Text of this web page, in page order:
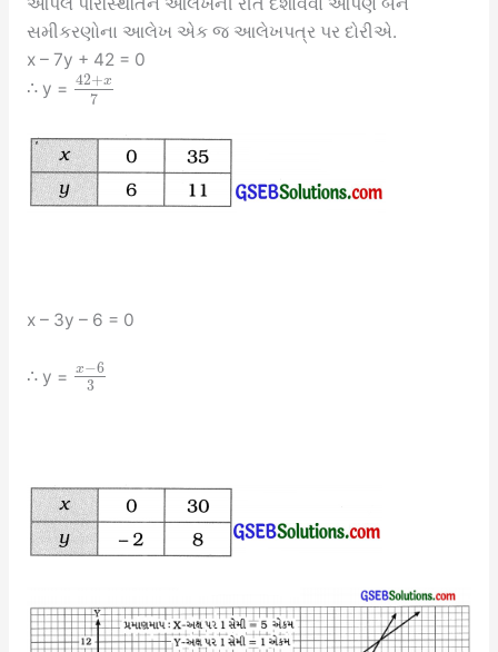
સમીકરણોના આલેખ એક જ આલેખપત્ર પર દોરીએ.
x – 7y + 42 = 0
∴ y = 42+x
7
x – 3y – 6 = 0
∴ y = x−6
3